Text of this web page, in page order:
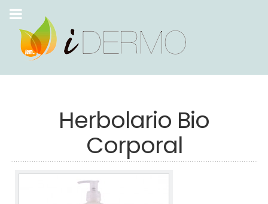
Herbolario Bio
Corporal